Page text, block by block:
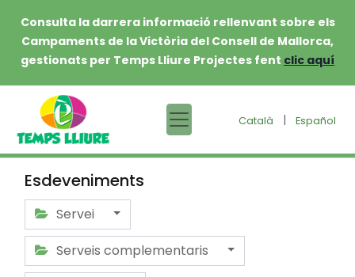
Consulta la darrera informació rellenvant sobre els
Campaments de la Victòria del Consell de Mallorca,
gestionats per Temps Lliure Projectes fent clic aquí
Català | Español
Esdeveniments
Servei
Serveis complementaris